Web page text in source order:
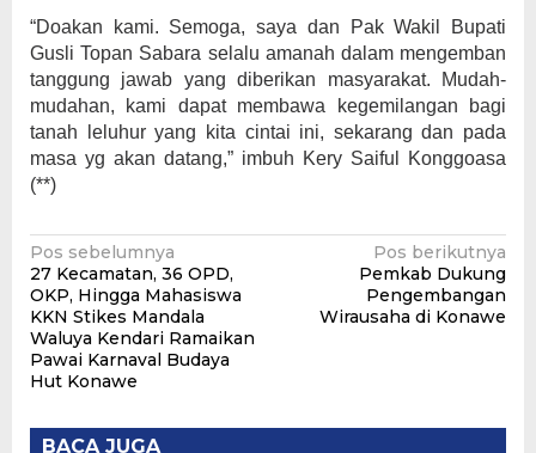
“Doakan kami. Semoga, saya dan Pak Wakil Bupati
Gusli Topan Sabara selalu amanah dalam mengemban
tanggung jawab yang diberikan masyarakat. Mudah-
mudahan, kami dapat membawa kegemilangan bagi
tanah leluhur yang kita cintai ini, sekarang dan pada
masa yg akan datang,” imbuh Kery Saiful Konggoasa
(**)
Navigasi
pos
Pos sebelumnya
27 Kecamatan, 36 OPD,
OKP, Hingga Mahasiswa
KKN Stikes Mandala
Waluya Kendari Ramaikan
Pawai Karnaval Budaya
Hut Konawe
Pos berikutnya
Pemkab Dukung
Pengembangan
Wirausaha di Konawe
BACA JUGA